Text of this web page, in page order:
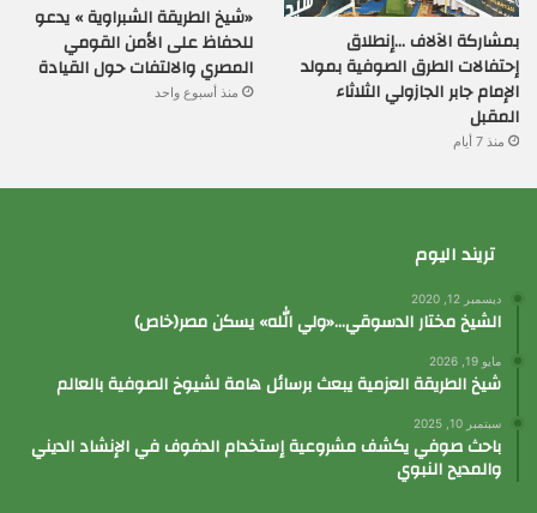
بمشاركة الآلاف …إنطلاق
إحتفالات الطرق الصوفية بمولد
الإمام جابر الجازولي الثلاثاء
المقبل
منذ 7 أيام
«شيخ الطريقة الشبراوية » يدعو
للحفاظ على الأمن القومي
المصري والالتفات حول القيادة
منذ أسبوع واحد
تريند اليوم
ديسمبر 12, 2020
الشيخ مختار الدسوقي…«ولي الله» يسكن مصر(خاص)
مايو 19, 2026
شيخ الطريقة العزمية يبعث برسائل هامة لشيوخ الصوفية بالعالم
سبتمبر 10, 2025
باحث صوفي يكشف مشروعية إستخدام الدفوف في الإنشاد الديني
والمديح النبوي